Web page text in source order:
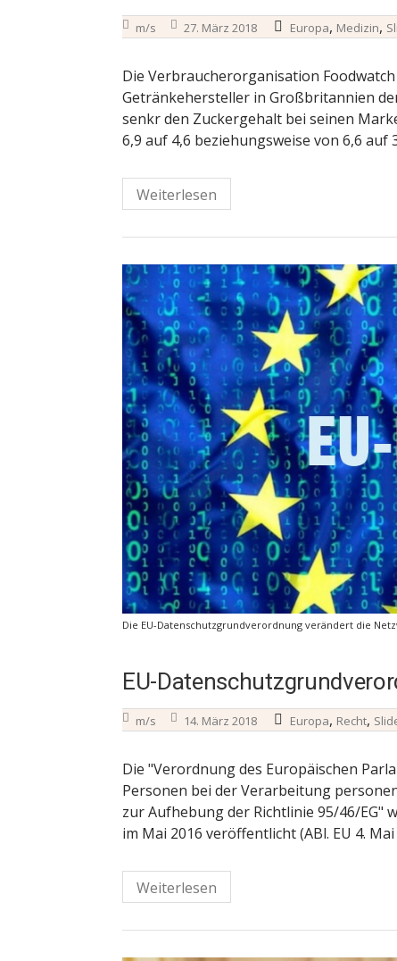
m/s 27. März 2018 Europa, Medizin,
Die Verbraucherorganisation
Getränkehersteller in Großbritannien
senkr den Zuckergehalt bei seinen
6,9 auf 4,6 beziehungsweise von 6,6
Weiterlesen
Die EU-Datenschutzgrundverordnung verändert die
EU-
m/s 14. März 2018 Europa, Recht,
Die "Verordnung des Europäischen
Personen bei der Verarbeitung
zur Aufhebung der Richtlinie 95/46/EG"
im Mai 2016 veröffentlicht (ABl. EU 4.
Weiterlesen